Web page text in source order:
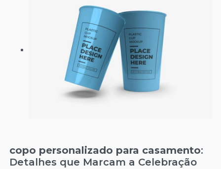
copo personalizado para casamento:
Detalhes que Marcam a Celebração